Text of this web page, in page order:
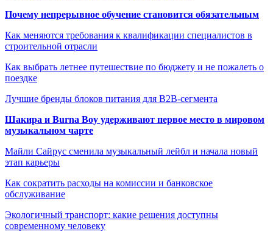
Почему непрерывное обучение становится обязательным
Как меняются требования к квалификации специалистов в
строительной отрасли
Как выбрать летнее путешествие по бюджету и не пожалеть о
поездке
Лучшие бренды блоков питания для B2B-сегмента
Шакира и Burna Boy удерживают первое место в мировом
музыкальном чарте
Майли Сайрус сменила музыкальный лейбл и начала новый
этап карьеры
Как сократить расходы на комиссии и банковское
обслуживание
Экологичный транспорт: какие решения доступны
современному человеку